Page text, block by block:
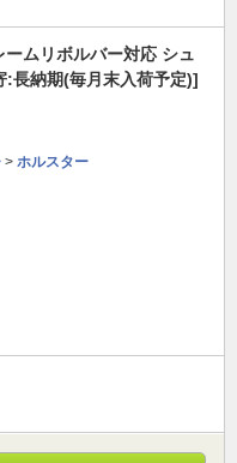
ームリボルバー対応 シュ
:長納期(毎月末入荷予定)]
> ホルスター